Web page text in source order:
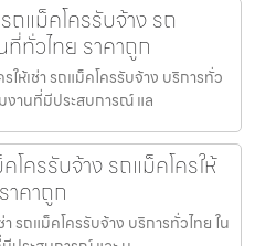
ถแม็คโครรับจ้าง รถ
ที่ทั่วไทย ราคาถูก
ห้เช่า รถแม็คโครรับจ้าง บริการทั่ว
งานที่มีประสบการณ์ แล
โครรับจ้าง รถแม็คโครให้
าคาถูก
า รถแม็คโครรับจ้าง บริการทั่วไทย ใน